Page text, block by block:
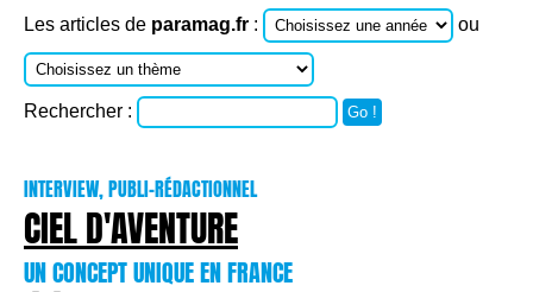
Les articles de paramag.fr : ou
Rechercher : Go !
INTERVIEW, PUBLI-RÉDACTIONNEL
CIEL D'AVENTURE
UN CONCEPT UNIQUE EN FRANCE